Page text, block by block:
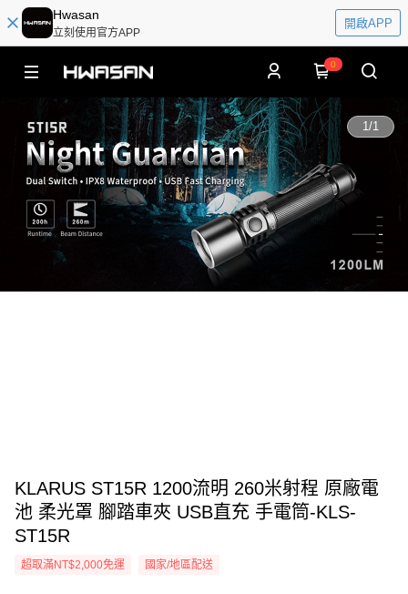
Hwasan
立刻使用官方APP
開啟APP
0
1/1
KLARUS ST15R 1200流明 260米射程 原廠電
池 柔光罩 腳踏車夾 USB直充 手電筒-KLS-
ST15R
超取滿NT$2,000免運 國家/地區配送